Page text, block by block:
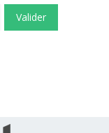
Valider